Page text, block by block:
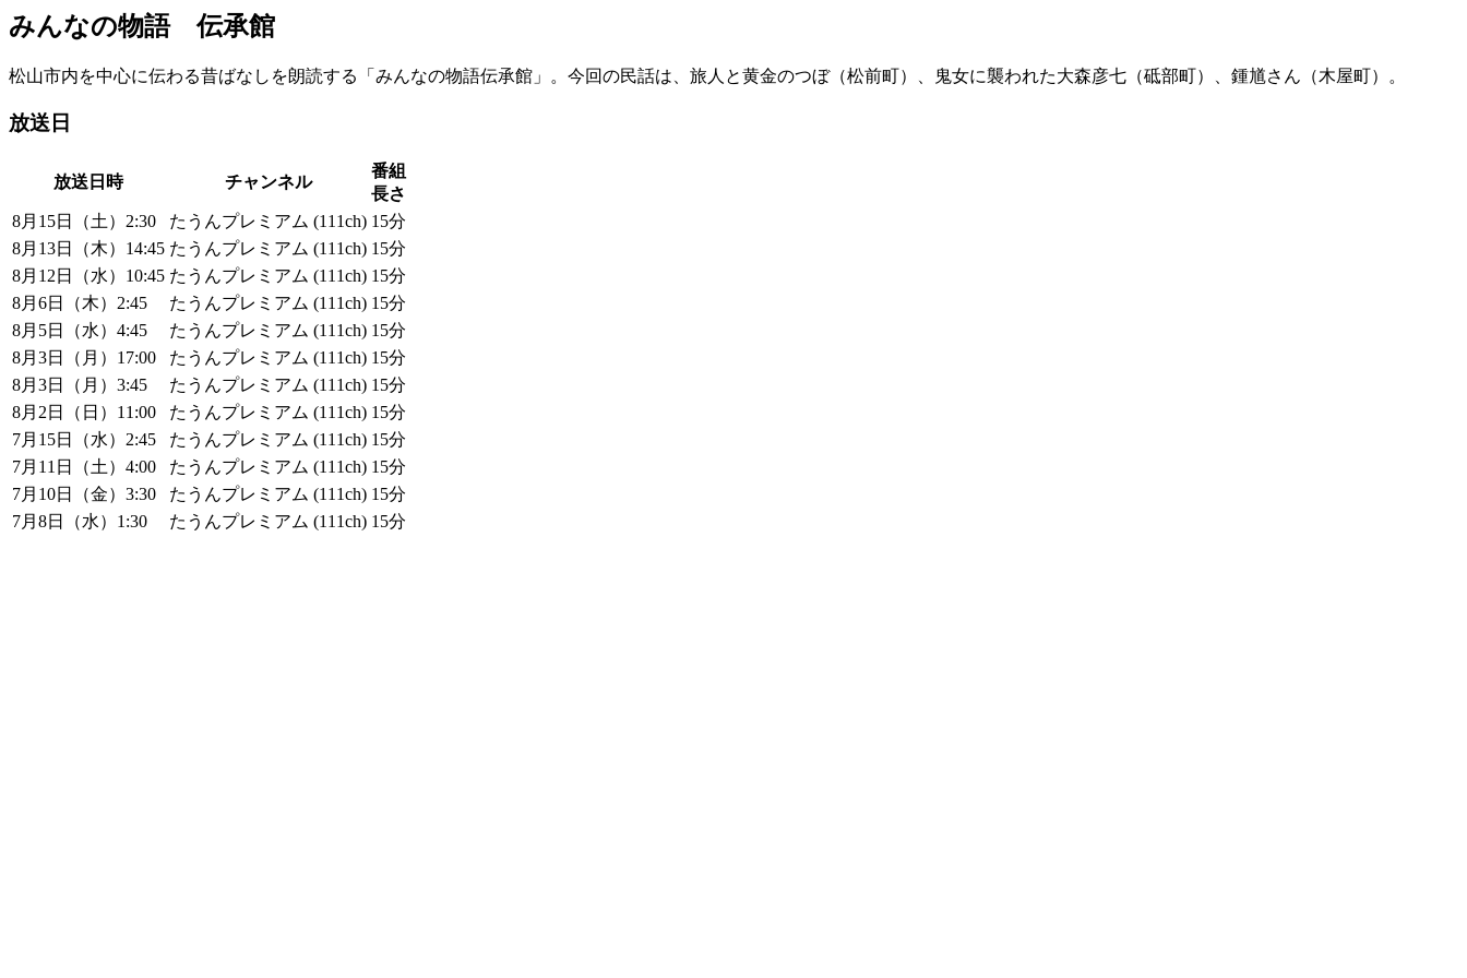
みんなの物語 伝承館
松山市内を中心に伝わる昔ばなしを朗読する「みんなの物語伝承館」。今回の民話は、旅人と黄金のつぼ（松前町）、鬼女に襲われた大森彦七（砥部町）、鍾馗さん（木屋町）。
放送日
放送日時 チャンネル
番組
長さ
8月15日（土）2:30
たうんプレミアム (111ch) 15分
8月13日（木）14:45 たうんプレミアム (111ch) 15分
8月12日（水）10:45 たうんプレミアム (111ch) 15分
8月6日（木）2:45
たうんプレミアム (111ch) 15分
8月5日（水）4:45
たうんプレミアム (111ch) 15分
8月3日（月）17:00
たうんプレミアム (111ch) 15分
8月3日（月）3:45
たうんプレミアム (111ch) 15分
8月2日（日）11:00
たうんプレミアム (111ch) 15分
7月15日（水）2:45
たうんプレミアム (111ch) 15分
7月11日（土）4:00
たうんプレミアム (111ch) 15分
7月10日（金）3:30
たうんプレミアム (111ch) 15分
7月8日（水）1:30
たうんプレミアム (111ch) 15分